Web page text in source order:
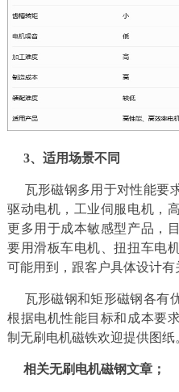
3、适用场景不同
瓦形磁钢多用于对性能要
驱动电机，工业伺服电机，
更多用于成本敏感型产品，
要用滑板车电机、扭扭车电
可能用到，跟客户具体设计有
瓦形磁钢和矩形磁钢各有
根据电机性能目标和成本要
制无刷电机磁铁欢迎提供图纸
相关无刷电机磁钢文章；